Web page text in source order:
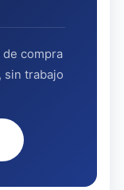
compra
sin trabajo